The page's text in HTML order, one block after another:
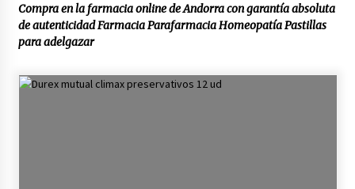
Compra en la farmacia online de Andorra con garantía absoluta
de autenticidad Farmacia Parafarmacia Homeopatía Pastillas
para adelgazar